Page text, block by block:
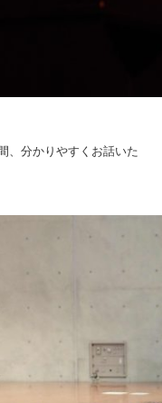
、分かりやすくお話いた